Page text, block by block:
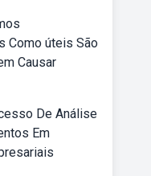
Como úteis São
Causar
De Análise
Em